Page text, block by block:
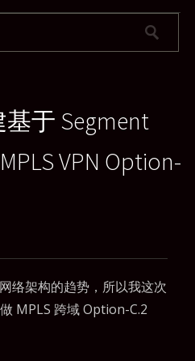
基于 Segment
VPN Option-
络架构的趋势，所以我这次
MPLS 跨域 Option-C.2